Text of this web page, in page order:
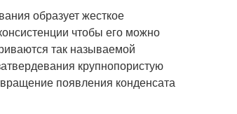
образует жесткое
чтобы его можно
так называемой
крупнопористую
появления конденсата